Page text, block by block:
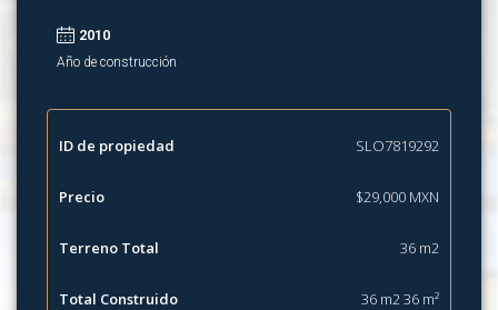
2010
Año de construcción
ID de propiedad SLO7819292
Precio $29,000 MXN
Terreno Total 36 m2
Total Construido 36 m2 36 m²